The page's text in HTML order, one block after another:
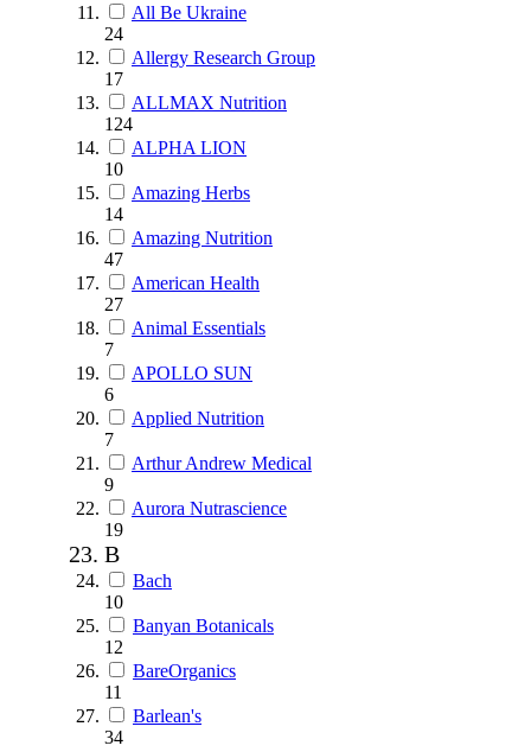
All Be Ukraine
24
Allergy Research Group
17
ALLMAX Nutrition
124
ALPHA LION
10
Amazing Herbs
14
Amazing Nutrition
47
American Health
27
Animal Essentials
7
APOLLO SUN
6
Applied Nutrition
7
Arthur Andrew Medical
9
Aurora Nutrascience
19
B
Bach
10
Banyan Botanicals
12
BareOrganics
11
Barlean's
34